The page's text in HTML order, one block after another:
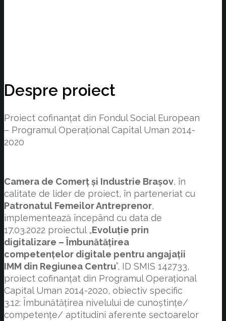
Despre proiect
Proiect cofinanţat din Fondul Social European
– Programul Operațional Capital Uman 2014-
2020
Camera de Comerț și Industrie Brașov, în
calitate de lider de proiect, în parteneriat cu
Patronatul Femeilor Antreprenor,
implementează începând cu data de
17.03.2022 proiectul „Evoluție prin
digitalizare – Îmbunătățirea
competențelor digitale pentru angajații
IMM din Regiunea Centru”, ID SMIS 142733,
proiect cofinanțat din Programul Operațional
Capital Uman 2014-2020, obiectiv specific
3.12: Îmbunătățirea nivelului de cunoștințe/
competențe/ aptitudini aferente sectoarelor